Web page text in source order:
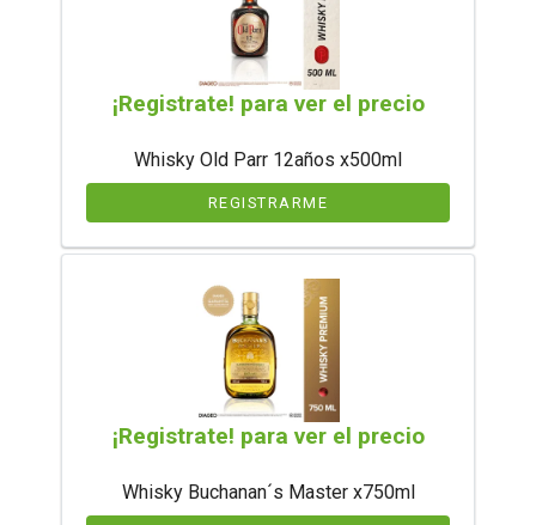
¡Registrate! para ver el precio
Whisky Old Parr 12años x500ml
REGISTRARME
¡Registrate! para ver el precio
Whisky Buchanan´s Master x750ml